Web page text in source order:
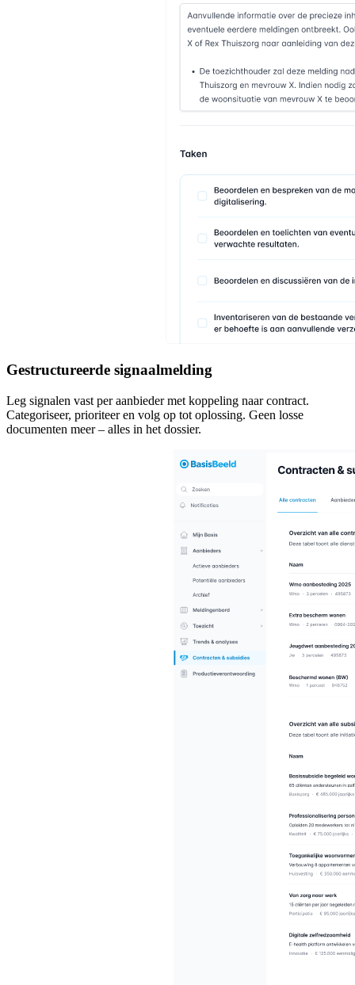
Gestructureerde signaalmelding
Leg signalen vast per aanbieder met koppeling naar contract.
Categoriseer, prioriteer en volg op tot oplossing. Geen losse
documenten meer – alles in het dossier.